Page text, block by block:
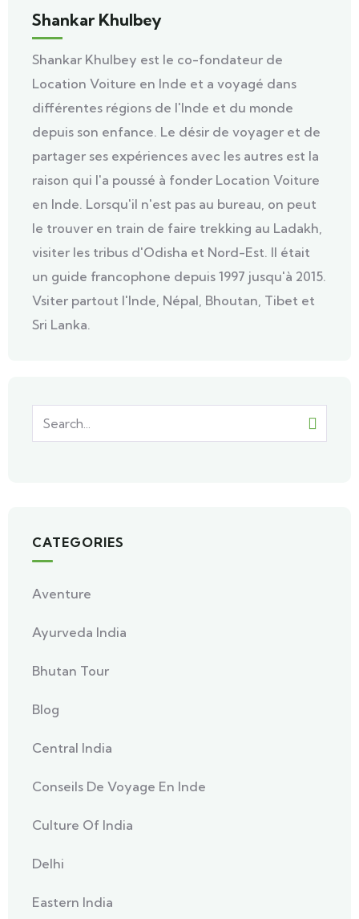
Shankar Khulbey
Shankar Khulbey est le co-fondateur de
Location Voiture en Inde et a voyagé dans
différentes régions de l'Inde et du monde
depuis son enfance. Le désir de voyager et de
partager ses expériences avec les autres est la
raison qui l'a poussé à fonder Location Voiture
en Inde. Lorsqu'il n'est pas au bureau, on peut
le trouver en train de faire trekking au Ladakh,
visiter les tribus d'Odisha et Nord-Est. Il était
un guide francophone depuis 1997 jusqu'à 2015.
Vsiter partout l'Inde, Népal, Bhoutan, Tibet et
Sri Lanka.
CATEGORIES
Aventure
Ayurveda India
Bhutan Tour
Blog
Central India
Conseils De Voyage En Inde
Culture Of India
Delhi
Eastern India